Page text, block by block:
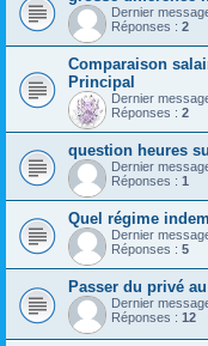
Dernier
Réponses : 2
Comparaison
Principal
Dernier
Réponses : 2
question heures
Dernier
Réponses : 1
Quel régime
Dernier
Réponses : 5
Passer du privé
Dernier
Réponses : 12